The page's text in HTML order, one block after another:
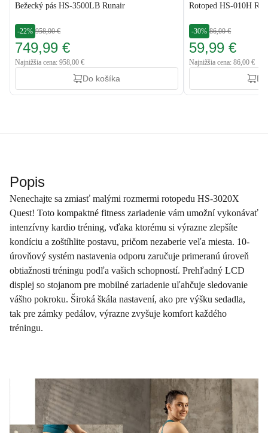
Bežecký pás HS-3500LB Runair
-22% 958,00 €
749,99 €
Najnižšia cena: 958,00 €
Do košíka
Rotoped HS-010H
-30% 86,00 €
59,99 €
Najnižšia cena: 86,00 €
Popis
Nenechajte sa zmiasť malými rozmermi rotopedu HS-3020X
Quest! Toto kompaktné fitness zariadenie vám umožní vykonávať
intenzívny kardio tréning, vďaka ktorému si výrazne zlepšíte
kondíciu a zoštíhlite postavu, pričom nezaberie veľa miesta. 10-
úrovňový systém nastavenia odporu zaručuje primeranú úroveň
obtiažnosti tréningu podľa vašich schopností. Prehľadný LCD
displej so stojanom pre mobilné zariadenie uľahčuje sledovanie
vášho pokroku. Široká škála nastavení, ako pre výšku sedadla,
tak pre zámky pedálov, výrazne zvyšuje komfort každého
tréningu.